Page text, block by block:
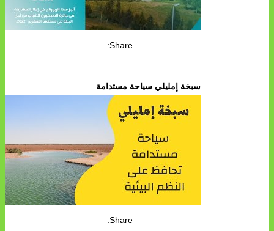
Share:
سبخة إمليلي سياحة مستدامة
Share: